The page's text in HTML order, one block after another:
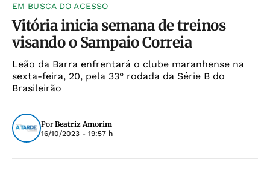
EM BUSCA DO ACESSO
Vitória inicia semana de treinos
visando o Sampaio Correia
Leão da Barra enfrentará o clube maranhense na
sexta-feira, 20, pela 33° rodada da Série B do
Brasileirão
Por Beatriz Amorim
16/10/2023 - 19:57 h